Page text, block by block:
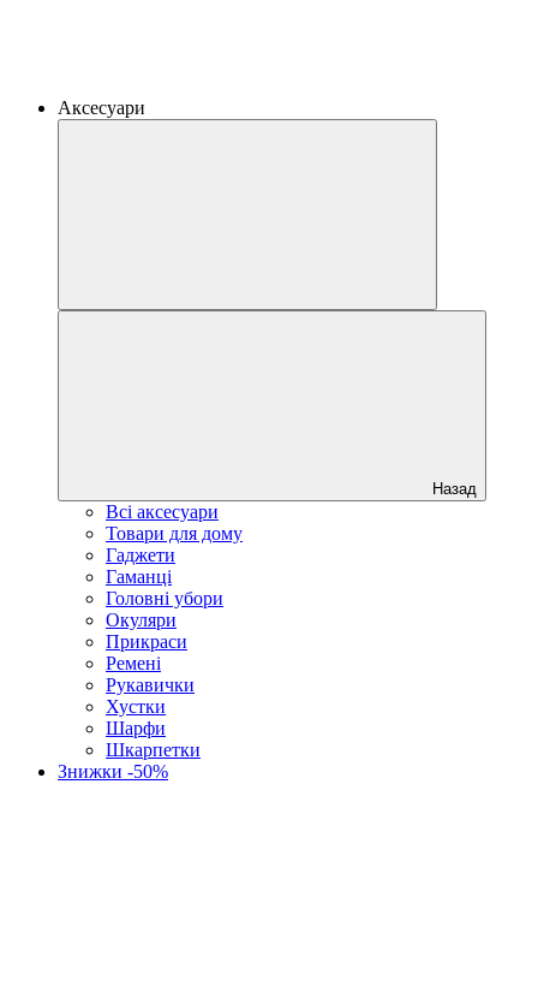
Аксесуари
Назад
Всі аксесуари
Товари для дому
Гаджети
Гаманці
Головні убори
Окуляри
Прикраси
Ремені
Рукавички
Хустки
Шарфи
Шкарпетки
Знижки -50%